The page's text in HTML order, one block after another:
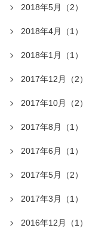
2018年5月（2）
2018年4月（1）
2018年1月（1）
2017年12月（2）
2017年10月（2）
2017年8月（1）
2017年6月（1）
2017年5月（2）
2017年3月（1）
2016年12月（1）